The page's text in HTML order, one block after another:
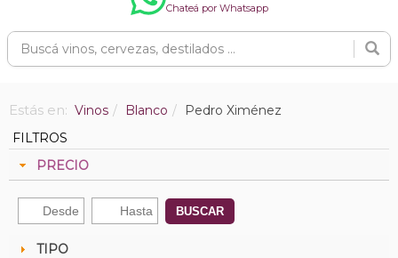
Chateá por Whatsapp
Estás en: Vinos Blanco
Pedro Ximénez
FILTROS
PRECIO
BUSCAR
TIPO